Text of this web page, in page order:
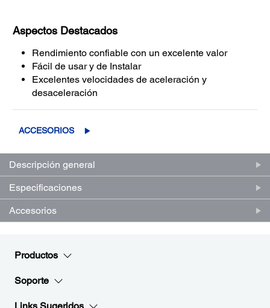
Aspectos Destacados
Rendimiento confiable con un excelente valor
Fácil de usar y de Instalar
Excelentes velocidades de aceleración y
desaceleración
ACCESORIOS
Descripción general
Especificaciones
Accesorios
Productos
Soporte